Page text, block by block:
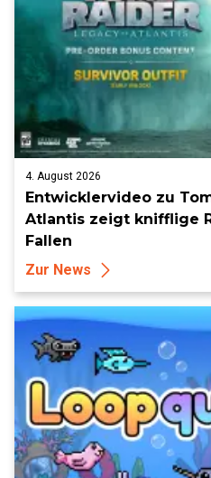
4. August 2026
Entwicklervideo zu
Atlantis zeigt knifflige
Fallen
Zur News